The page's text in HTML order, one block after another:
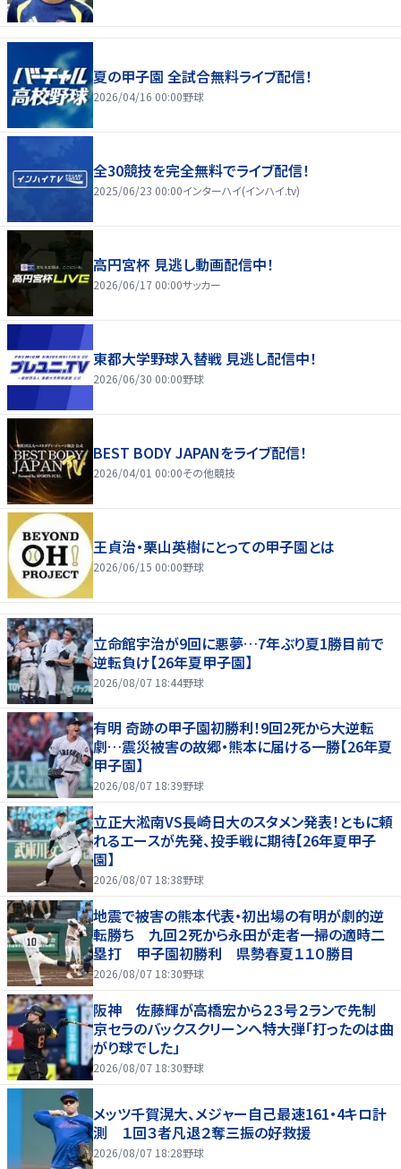
夏の甲子園 全試合無料ライブ配信！
2026/04/16 00:00野球
全30競技を完全無料でライブ配信！
2025/06/23 00:00インターハイ(インハイ.tv)
高円宮杯 見逃し動画配信中！
2026/06/17 00:00サッカー
東都大学野球入替戦 見逃し配信中！
2026/06/30 00:00野球
BEST BODY JAPANをライブ配信！
2026/04/01 00:00その他競技
王貞治・栗山英樹にとっての甲子園とは
2026/06/15 00:00野球
立命館宇治が9回に悪夢…7年ぶり夏1勝目前で
逆転負け【26年夏甲子園】
2026/08/07 18:44野球
有明 奇跡の甲子園初勝利！9回2死から大逆転
劇…震災被害の故郷・熊本に届ける一勝【26年夏
甲子園】
2026/08/07 18:39野球
立正大淞南VS長崎日大のスタメン発表！ともに頼
れるエースが先発、投手戦に期待【26年夏甲子
園】
2026/08/07 18:38野球
地震で被害の熊本代表・初出場の有明が劇的逆
転勝ち 九回２死から永田が走者一掃の適時二
塁打 甲子園初勝利 県勢春夏１１０勝目
2026/08/07 18:30野球
阪神 佐藤輝が高橋宏から２３号２ランで先制
京セラのバックスクリーンへ特大弾「打ったのは曲
がり球でした」
2026/08/07 18:30野球
メッツ千賀滉大、メジャー自己最速161・4キロ計
測 １回３者凡退２奪三振の好救援
2026/08/07 18:28野球